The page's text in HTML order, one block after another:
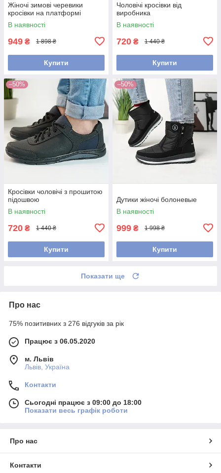
Жіночі зимові черевики
кросівки на платформі
В наявності
949 ₴ 1 898 ₴
Купити
Чоловічі кросівки від
виробника
В наявності
720 ₴ 1 440 ₴
Купити
–50%
Кросівки чоловічі з прошитою
підошвою
В наявності
720 ₴ 1 440 ₴
Купити
–50%
Дутики жіночі болоневые
В наявності
999 ₴ 1 998 ₴
Купити
Показати ще
Про нас
75% позитивних з 276 відгуків за рік
Працює з 06.05.2020
м. Львів
Львів, Україна
Контакти
Сьогодні працює з 09:00 до 18:00
Показати весь графік роботи
Про нас
Контакти